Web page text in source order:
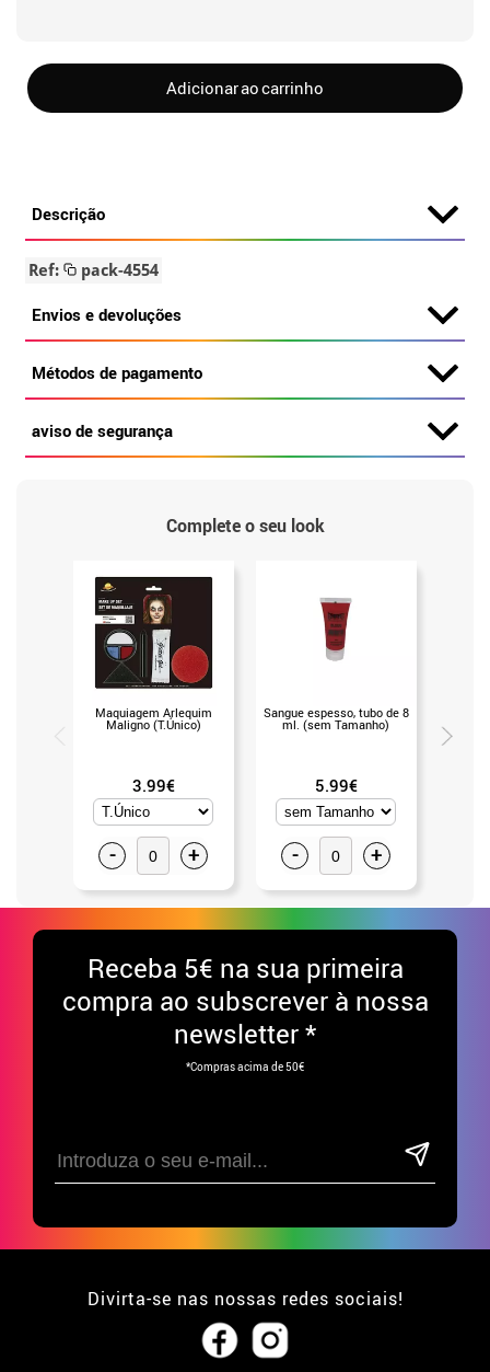
Adicionar ao carrinho
Descrição
Ref: pack-4554
Envios e devoluções
Métodos de pagamento
aviso de segurança
Complete o seu look
Maquiagem Arlequim
Maligno (T.Único)
3.99€
- +
Sangue espesso, tubo de 8
ml. (sem Tamanho)
5.99€
- +
Receba 5€ na sua primeira
compra ao subscrever à nossa
newsletter *
*Compras acima de 50€
Divirta-se nas nossas redes sociais!